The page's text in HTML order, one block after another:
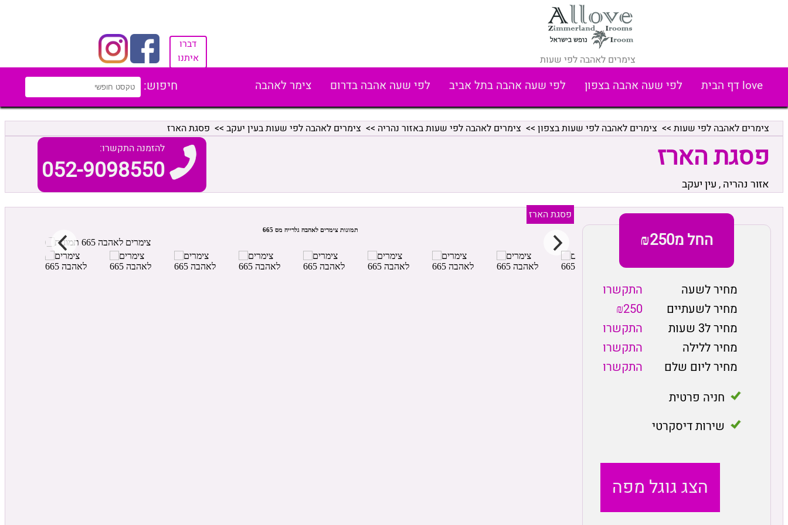
צימרים לאהבה לפי שעות
דברו
איתנו
love דף הבית לפי שעה אהבה בצפון לפי שעה אהבה בתל אביב לפי שעה אהבה בדרום צימר לאהבה חיפוש:
צימרים לאהבה לפי שעות >> צימרים לאהבה לפי שעות בצפון >> צימרים לאהבה לפי שעות באזור נהריה >> צימרים לאהבה לפי שעות בעין יעקב >> פסגת הארז
פסגת הארז
אזור נהריה , עין יעקב
להזמנה התקשרו:
052-9098550
החל מ₪250
מחיר לשעה
התקשרו
מחיר לשעתיים
₪250
מחיר ל3 שעות
התקשרו
מחיר ללילה
התקשרו
מחיר ליום שלם
התקשרו
חניה פרטית
שירות דיסקרטי
הצג גוגל מפה
פסגת הארז